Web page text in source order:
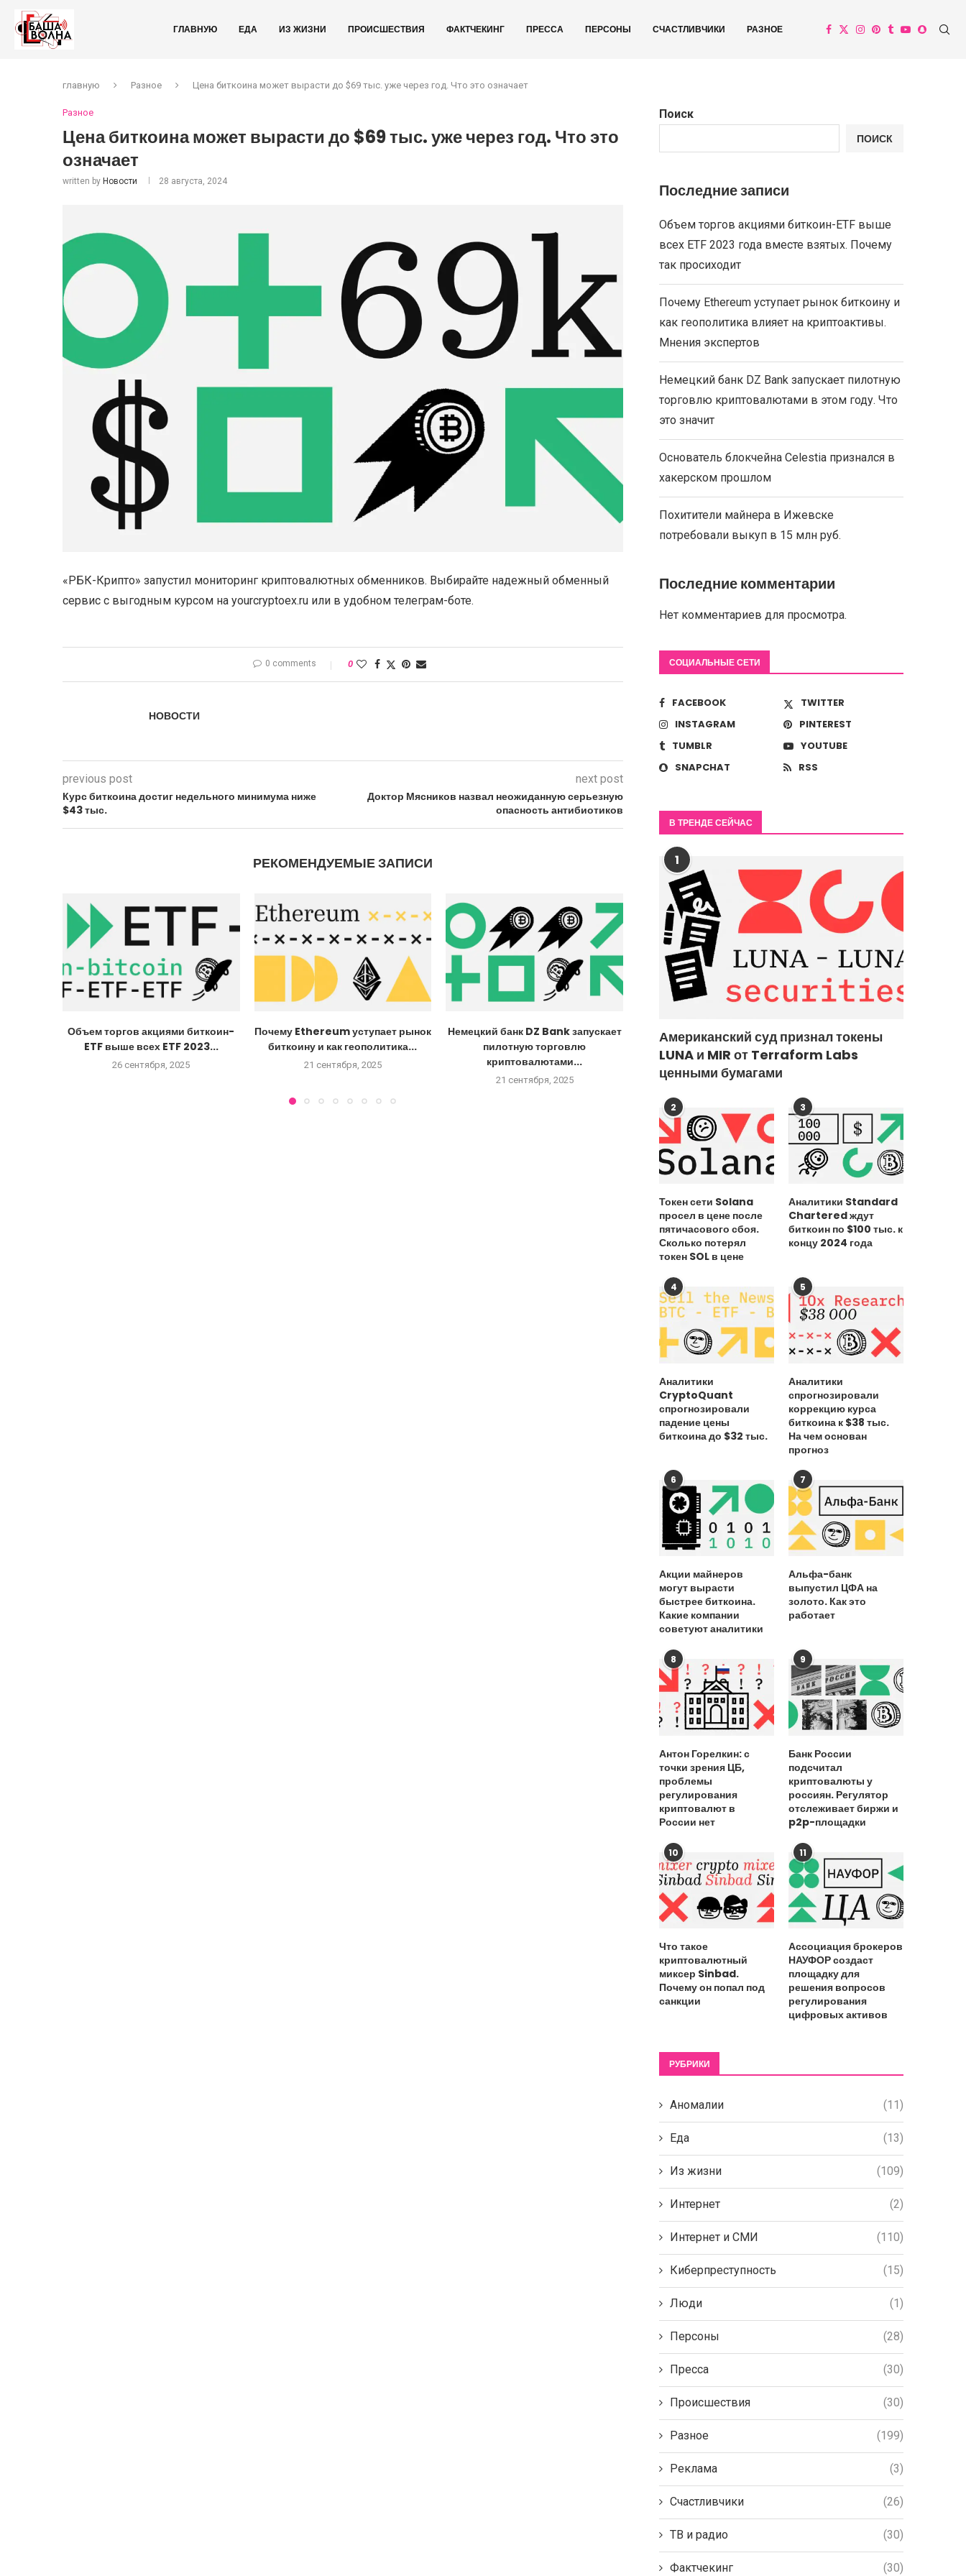
ГЛАВНУЮ ЕДА ИЗ ЖИЗНИ ПРОИСШЕСТВИЯ ФАКТЧЕКИНГ ПРЕССА ПЕРСОНЫ СЧАСТЛИВЧИКИ РАЗНОЕ
главную Разное Цена биткоина может вырасти до $69 тыс. уже через год. Что это означает
Разное
Цена биткоина может вырасти до $69 тыс. уже через год. Что это
означает
written by Новости 28 августа, 2024
«РБК-Крипто» запустил мониторинг криптовалютных обменников. Выбирайте надежный обменный
сервис с выгодным курсом на yourcryptoex.ru или в удобном телеграм-боте.
0 comments 0
НОВОСТИ
previous post
Курс биткоина достиг недельного минимума ниже
$43 тыс.
next post
Доктор Мясников назвал неожиданную серьезную
опасность антибиотиков
РЕКОМЕНДУЕМЫЕ ЗАПИСИ
Объем торгов акциями биткоин-
ETF выше всех ETF 2023...
26 сентября, 2025
Почему Ethereum уступает рынок
биткоину и как геополитика...
21 сентября, 2025
Немецкий банк DZ Bank запускает
пилотную торговлю
криптовалютами...
21 сентября, 2025
Основатель блокчейна Celestia
признался в хакерском прошлом
Похитители майнера в
Поиск
ПОИСК
Последние записи
Объем торгов акциями биткоин-ETF выше
всех ETF 2023 года вместе взятых. Почему
так просиходит
Почему Ethereum уступает рынок биткоину и
как геополитика влияет на криптоактивы.
Мнения экспертов
Немецкий банк DZ Bank запускает пилотную
торговлю криптовалютами в этом году. Что
это значит
Основатель блокчейна Celestia признался в
хакерском прошлом
Похитители майнера в Ижевске
потребовали выкуп в 15 млн руб.
Последние комментарии
Нет комментариев для просмотра.
СОЦИАЛЬНЫЕ СЕТИ
FACEBOOK
TWITTER
INSTAGRAM
PINTEREST
TUMBLR
YOUTUBE
SNAPCHAT
RSS
В ТРЕНДЕ СЕЙЧАС
1
Американский суд признал токены
LUNA и MIR от Terraform Labs
ценными бумагами
2
Токен сети Solana
просел в цене после
пятичасового сбоя.
Сколько потерял
токен SOL в цене
3
Аналитики Standard
Chartered ждут
биткоин по $100 тыс. к
концу 2024 года
4
Аналитики
CryptoQuant
спрогнозировали
падение цены
биткоина до $32 тыс.
5
Аналитики
спрогнозировали
коррекцию курса
биткоина к $38 тыс.
На чем основан
прогноз
6
Акции майнеров
могут вырасти
быстрее биткоина.
Какие компании
советуют аналитики
7
Альфа-банк
выпустил ЦФА на
золото. Как это
работает
8
Антон Горелкин: с
точки зрения ЦБ,
проблемы
регулирования
криптовалют в
России нет
9
Банк России
подсчитал
криптовалюты у
россиян. Регулятор
отслеживает биржи и
p2p-площадки
10
Что такое
криптовалютный
миксер Sinbad.
Почему он попал под
санкции
11
Ассоциация брокеров
НАУФОР создаст
площадку для
решения вопросов
регулирования
цифровых активов
РУБРИКИ
Аномалии (11)
Еда (13)
Из жизни (109)
Интернет (2)
Интернет и СМИ (110)
Киберпреступность (15)
Люди (1)
Персоны (28)
Пресса (30)
Происшествия (30)
Разное (199)
Реклама (3)
Счастливчики (26)
ТВ и радио (30)
Фактчекинг (30)